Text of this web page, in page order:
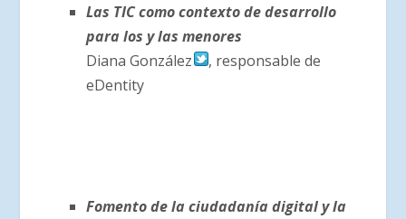
Las TIC como contexto de desarrollo
para los y las menores
Diana González
, responsable de
eDentity
Fomento de la ciudadanía digital y la